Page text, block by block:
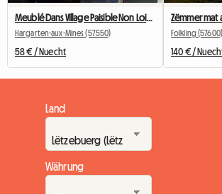
Meublé Dans Village Paisible Non Loin Des 3 Frontières ALLEM
Hargarten-aux-Mines (57550)
58 € / Nuecht
Zëmmer mat
Folkling (57600)
140 € /
Land
Währung